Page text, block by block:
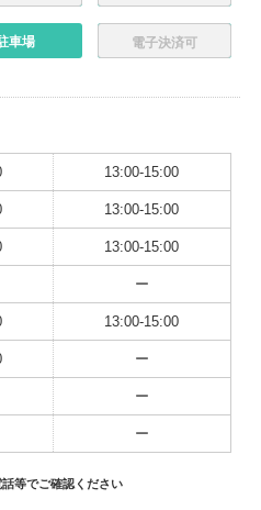
車場 電子決済可
13:00-15:00
13:00-15:00
13:00-15:00
ー
13:00-15:00
ー
ー
ー
等でご確認ください